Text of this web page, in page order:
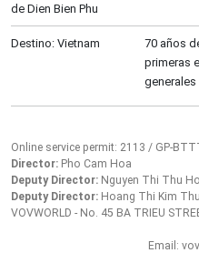
de Dien Bien Phu
Destino: Vietnam
70 años
primeras
generales
Online service permit: 2113 / GP-
Director: Pho Cam Hoa
Deputy Director: Nguyen Thi Thu
Deputy Director: Hoang Thi Kim Thu
VOVWORLD - No. 45 BA TRIEU
Email: